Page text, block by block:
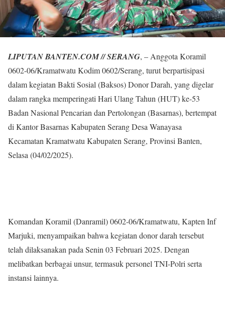
LIPUTAN BANTEN.COM // SERANG, – Anggota Koramil
0602-06/Kramatwatu Kodim 0602/Serang, turut berpartisipasi
dalam kegiatan Bakti Sosial (Baksos) Donor Darah, yang digelar
dalam rangka memperingati Hari Ulang Tahun (HUT) ke-53
Badan Nasional Pencarian dan Pertolongan (Basarnas), bertempat
di Kantor Basarnas Kabupaten Serang Desa Wanayasa
Kecamatan Kramatwatu Kabupaten Serang, Provinsi Banten,
Selasa (04/02/2025).
Komandan Koramil (Danramil) 0602-06/Kramatwatu, Kapten Inf
Marjuki, menyampaikan bahwa kegiatan donor darah tersebut
telah dilaksanakan pada Senin 03 Februari 2025. Dengan
melibatkan berbagai unsur, termasuk personel TNI-Polri serta
instansi lainnya.